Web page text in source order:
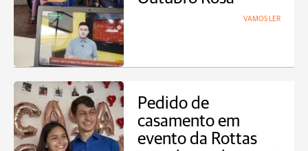
VAMOS LER
Pedido de
casamento em
evento da Rottas